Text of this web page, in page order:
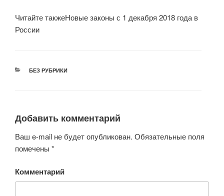
Читайте такжеНовые законы с 1 декабря 2018 года в
России
РУБРИКИ
БЕЗ РУБРИКИ
Добавить комментарий
Ваш e-mail не будет опубликован. Обязательные поля
помечены *
Комментарий